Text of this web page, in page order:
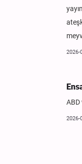
2026-
ABD
2026-